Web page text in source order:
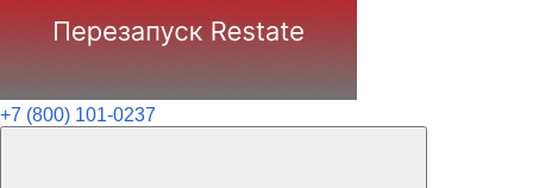
+7 (800) 101-0237